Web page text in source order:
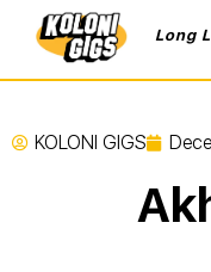
Long
KOLONI GIGS